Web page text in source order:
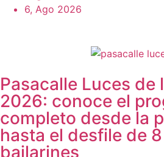
6, Ago 2026
Pasacalle Luces de
2026: conoce el
completo desde la
hasta el desfile de
bailarines